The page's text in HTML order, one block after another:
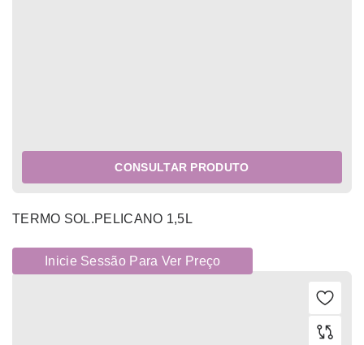
CONSULTAR PRODUTO
TERMO SOL.PELICANO 1,5L
Inicie Sessão Para Ver Preço